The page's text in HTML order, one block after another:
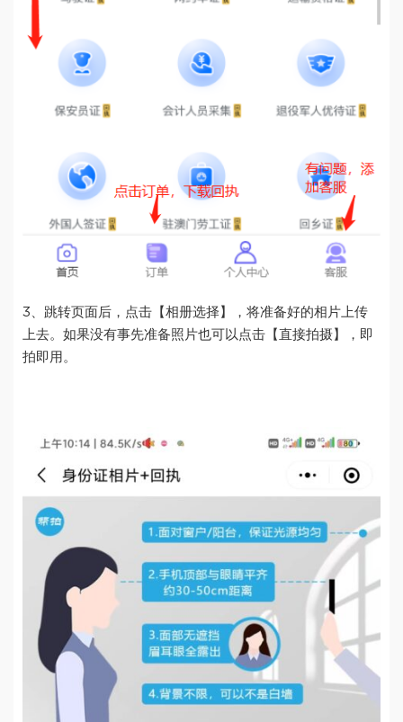
3、跳转页面后，点击【相册选择】，将准备好的相片上传
上去。如果没有事先准备照片也可以点击【直接拍摄】，即
拍即用。